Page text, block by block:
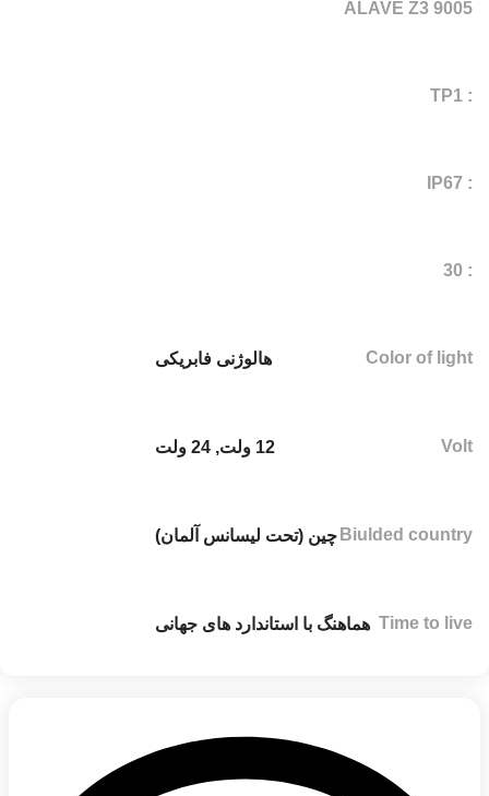
ALAVE Z3 9005
: TP1
: IP67
: 30
Color of light هالوژنی فابریکی
Volt 12 ولت , 24 ولت
Biulded country چین (تحت لیسانس آلمان)
Time to live هماهنگ با استاندارد های جهانی